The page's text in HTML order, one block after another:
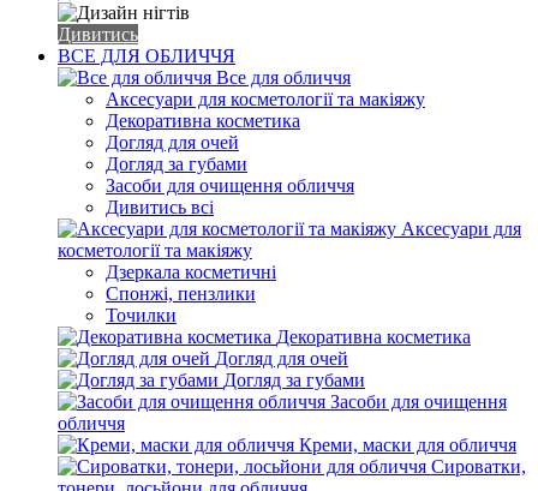
Дивитись
ВСЕ ДЛЯ ОБЛИЧЧЯ
Все для обличчя
Аксесуари для косметології та макіяжу
Декоративна косметика
Догляд для очей
Догляд за губами
Засоби для очищення обличчя
Дивитись всі
Аксесуари для
косметології та макіяжу
Дзеркала косметичні
Спонжі, пензлики
Точилки
Декоративна косметика
Догляд для очей
Догляд за губами
Засоби для очищення
обличчя
Креми, маски для обличчя
Сироватки,